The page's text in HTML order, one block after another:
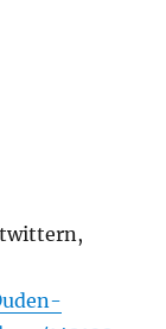
twittern,